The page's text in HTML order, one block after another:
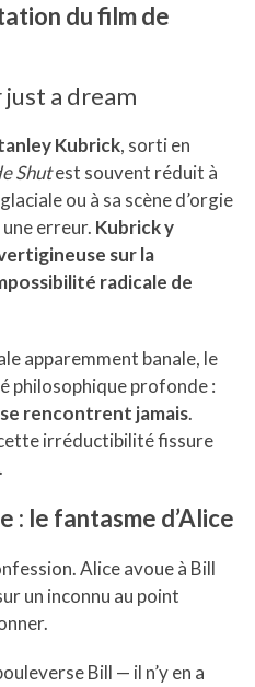
du film de
a dream
Kubrick, sorti en
Shutest souvent réduit à
ou à sa scène d’orgie
une erreur. Kubrick y
sur la
radicale de
apparemment banale, le
philosophique profonde :
rencontrent jamais.
irréductibilité fissure
: le fantasme d’Alice
Alice avoue à Bill
un inconnu au point
Bill — il n’y en a